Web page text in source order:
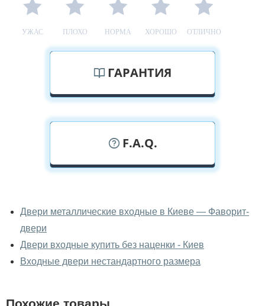
УЖАС ПЛОХО НОРМА ХОРОШО ОТЛИЧНО
ГАРАНТИЯ
F.A.Q.
входные вживую?
Да, можно посмотреть двери входные в нашем
фирменном салоне-магазине.
У вас большой магазин?
дверей.
Двери металлические входные в Киеве — Фаворит-
двери
Двери входные купить без наценки - Киев
Входные двери нестандартного размера